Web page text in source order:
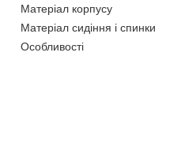
Матеріал корпусу
Матеріал сидіння і спинки
Особливості